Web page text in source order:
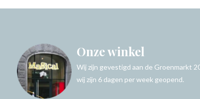
Onze winkel
Wij zijn gevestigd aan de Groenmarkt
wij zijn 6 dagen per week geopend.